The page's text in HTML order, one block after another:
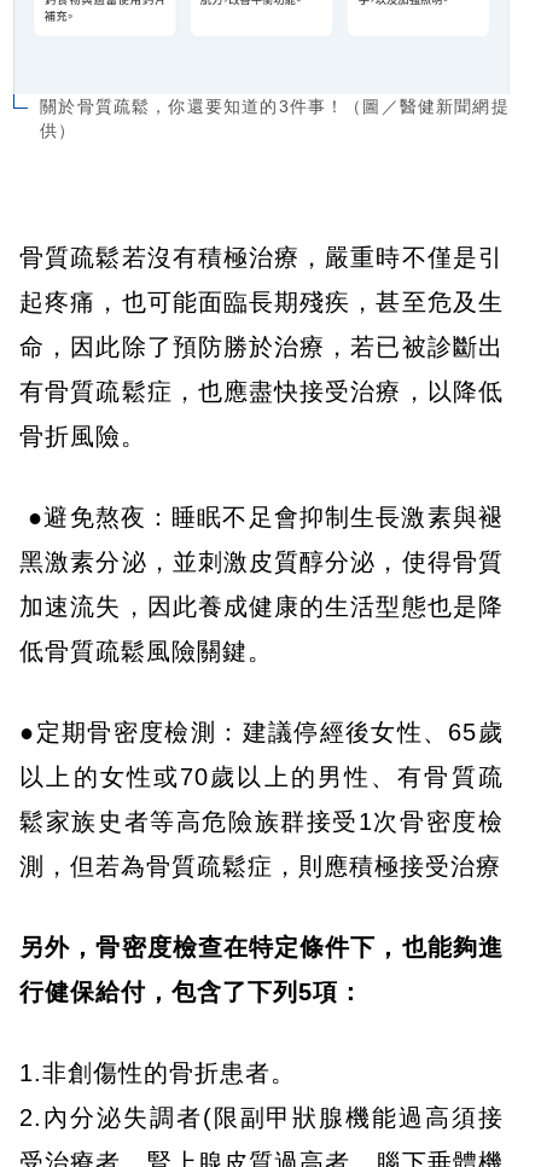
關於骨質疏鬆，你還要知道的3件事！（圖／醫健新聞網提
供）
骨質疏鬆若沒有積極治療，嚴重時不僅是引
起疼痛，也可能面臨長期殘疾，甚至危及生
命，因此除了預防勝於治療，若已被診斷出
有骨質疏鬆症，也應盡快接受治療，以降低
骨折風險。
●避免熬夜：睡眠不足會抑制生長激素與褪
黑激素分泌，並刺激皮質醇分泌，使得骨質
加速流失，因此養成健康的生活型態也是降
低骨質疏鬆風險關鍵。
●定期骨密度檢測：建議停經後女性、65歲
以上的女性或70歲以上的男性、有骨質疏
鬆家族史者等高危險族群接受1次骨密度檢
測，但若為骨質疏鬆症，則應積極接受治療
另外，骨密度檢查在特定條件下，也能夠進
行健保給付，包含了下列5項：
1.非創傷性的骨折患者。
2.內分泌失調者(限副甲狀腺機能過高須接